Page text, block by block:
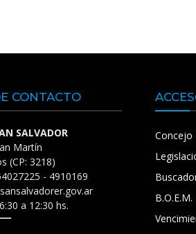
CONTACTO
SALVADOR
Martín
(CP: 3218)
- 4910169
a 12:30 hs.
Concejo
B.O.E.M.